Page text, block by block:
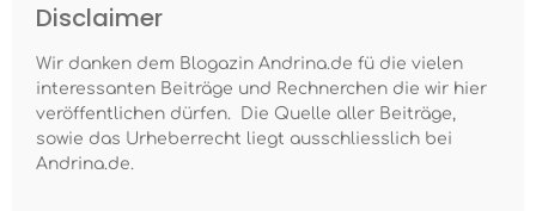
Disclaimer
Wir danken dem Blogazin Andrina.de fü die vielen
interessanten Beiträge und Rechnerchen die wir hier
veröffentlichen dürfen. Die Quelle aller Beiträge,
sowie das Urheberrecht liegt ausschliesslich bei
Andrina.de.